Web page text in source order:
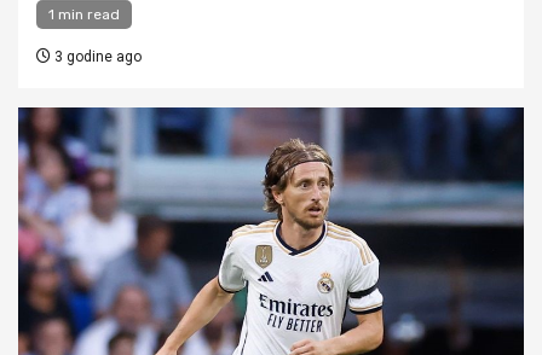
1 min read
3 godine ago